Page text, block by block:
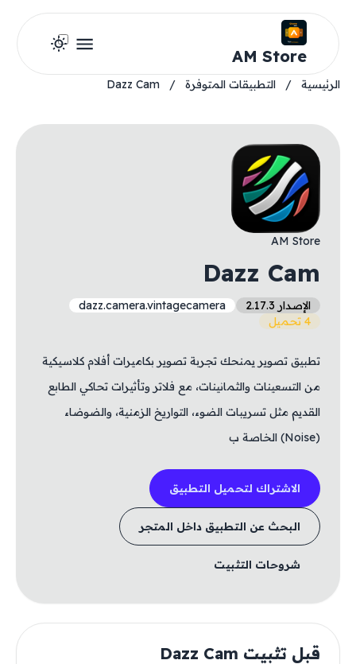
AM Store
الرئيسية / التطبيقات المتوفرة /
Dazz Cam
AM Store
Dazz Cam
الإصدار 2.17.3
dazz.camera.vintagecamera
4 تحميل
تطبيق تصوير يمنحك تجربة تصوير بكاميرات أفلام كلاسيكية
من التسعينات والثمانينات، مع فلاتر وتأثيرات تحاكي الطابع
القديم مثل تسريبات الضوء، التواريخ الزمنية، والضوضاء
(Noise) الخاصة ب
الاشتراك لتحميل التطبيق
البحث عن التطبيق داخل المتجر
شروحات التثبيت
قبل تثبيت Dazz Cam